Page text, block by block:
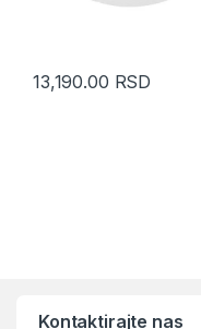
13,190.00 RSD
Kontaktirajte nas